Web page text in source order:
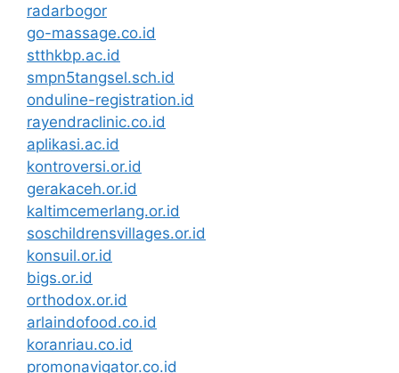
radarbogor
go-massage.co.id
stthkbp.ac.id
smpn5tangsel.sch.id
onduline-registration.id
rayendraclinic.co.id
aplikasi.ac.id
kontroversi.or.id
gerakaceh.or.id
kaltimcemerlang.or.id
soschildrensvillages.or.id
konsuil.or.id
bigs.or.id
orthodox.or.id
arlaindofood.co.id
koranriau.co.id
promonavigator.co.id